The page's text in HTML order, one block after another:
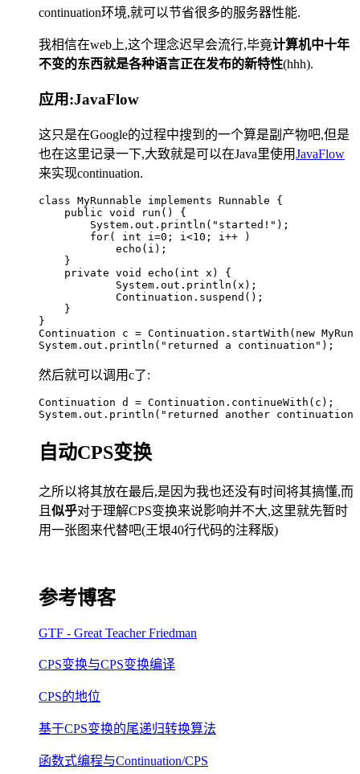
continuation环境,就可以节省很多的服务器性能.
我相信在web上,这个理念迟早会流行,毕竟计算机中十年
不变的东西就是各种语言正在发布的新特性(hhh).
应用:JavaFlow
这只是在Google的过程中搜到的一个算是副产物吧,但是
也在这里记录一下,大致就是可以在Java里使用JavaFlow
来实现continuation.
class MyRunnable implements Runnable {
    public
void run ()
{
        System
. out . println ( " started! " ) ;
        for
( int i =0 ; i <10 ; i ++ )
            echo
( i ) ;
    }
    private
void echo ( int x )
{
            System
. out . println ( x ) ;
            Continuation
. suspend () ;
    }
}
Continuation c = Continuation . startWith ( new
System . out . println ( " returned a continuation " ) ;
然后就可以调用c了:
Continuation d = Continuation.continueWith(c);
System.out.println("returned another
自动CPS变换
之所以将其放在最后,是因为我也还没有时间将其搞懂,而
且 似乎对于理解CPS变换来说影响并不大,这里就先暂时
用一张图来代替吧(王垠40行代码的注释版)
参考博客
GTF - Great Teacher Friedman
CPS变换与CPS变换编译
CPS的地位
基于CPS变换的尾递归转换算法
函数式编程与Continuation/CPS